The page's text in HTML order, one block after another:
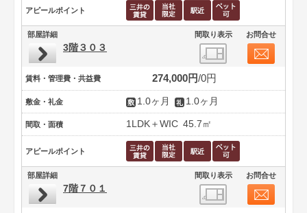
アピールポイント
部屋詳細 間取り表示 お問合せ
3階３０３
賃料・管理費・共益費 274,000円 0円
敷金・礼金 1.0ヶ月 1.0ヶ月
間取・面積 1LDK＋WIC 45.7㎡
アピールポイント
部屋詳細 間取り表示 お問合せ
7階７０１